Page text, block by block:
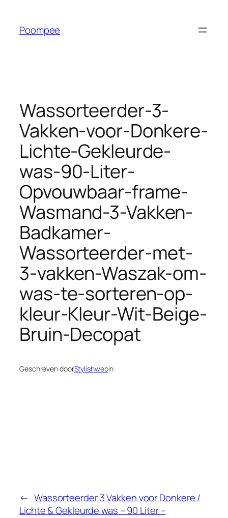
Poompee
Wassorteerder-3-
Vakken-voor-Donkere-
Lichte-Gekleurde-
was-90-Liter-
Opvouwbaar-frame-
Wasmand-3-Vakken-
Badkamer-
Wassorteerder-met-
3-vakken-Waszak-om-
was-te-sorteren-op-
kleur-Kleur-Wit-Beige-
Bruin-Decopat
Geschreven doorStylishwebin
← Wassorteerder 3 Vakken voor Donkere /
Lichte & Gekleurde was – 90 Liter –